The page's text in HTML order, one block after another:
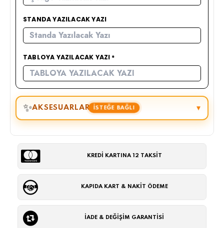
STANDA YAZILACAK YAZI
TABLOYA YAZILACAK YAZI
✨AKSESUARLAR İSTEĞE BAĞLI ▾
KREDİ KARTINA 12 TAKSİT
KAPIDA KART & NAKİT ÖDEME
İADE & DEĞİŞİM GARANTİSİ